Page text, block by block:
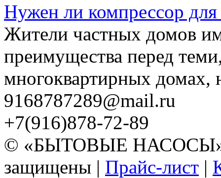
Нужен ли компрессор для
Жители частных домов
преимущества перед
многоквартирных домах,
9168787289@mail.ru
+7(916)878-72-89
© «БЫТОВЫЕ НАСОСЫ»
защищены | Прайс-лист |